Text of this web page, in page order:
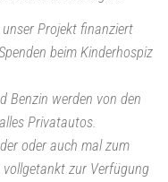
Projekt finanziert
beim Kinderhospiz
Benzin werden von den
Privatautos.
oder auch mal zum
zur Verfügung